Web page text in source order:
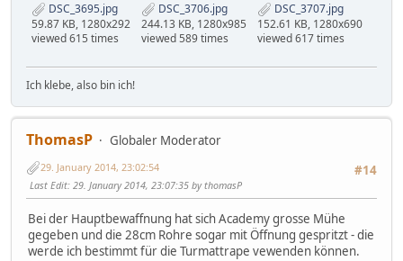
DSC_3695.jpg
59.87 KB, 1280x292
viewed 615 times
DSC_3706.jpg
244.13 KB, 1280x985
viewed 589 times
DSC_3707.jpg
152.61 KB, 1280x690
viewed 617 times
Ich klebe, also bin ich!
ThomasP
Globaler Moderator
#14
29. January 2014, 23:02:54
Last Edit: 29. January 2014, 23:07:35 by thomasP
Bei der Hauptbewaffnung hat sich Academy grosse Mühe
gegeben und die 28cm Rohre sogar mit Öffnung gespritzt - die
werde ich bestimmt für die Turmattrape vewenden können.